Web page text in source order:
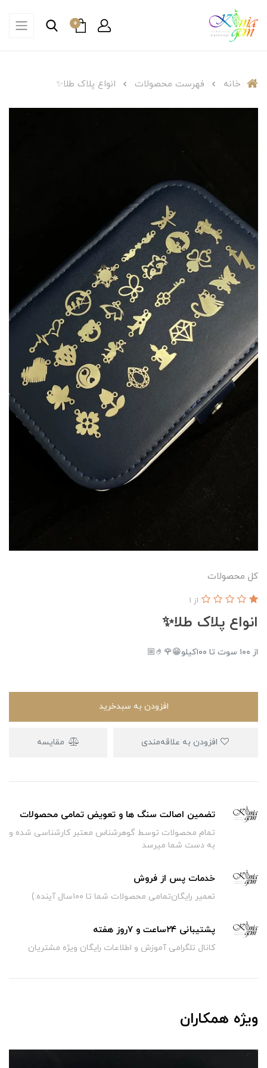
0
خانه فهرست محصولات انواع پلاک طلا✨
کل محصولات
انواع پلاک طلا✨
از 1
از ۱۰۰ سوت تا ۱۰۰کیلو😁🌹🤌🏼
افزودن به سبدخرید
مقایسه
تضمین اصالت سنگ ها و تعویض تمامی محصولات
تمام محصولات توسط گوهرشناس معتبر کارشناسی شده و
به دست شما میرسد
خدمات پس از فروش
تعمیر رایگان‌تمامی محصولات شما تا ۱۰۰سال آینده:)
پشتیبانی ۲۴ساعت و ۷روز هفته
کانال تلگرامی آموزش و اطلاعات رایگان ویژه مشتریان
ویژه همکاران